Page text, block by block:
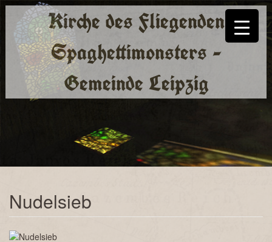
Kirche des Fliegenden
Spaghettimonsters -
Gemeinde Leipzig
Nudelsieb